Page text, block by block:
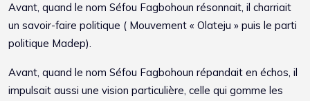
Avant, quand le nom Séfou Fagbohoun résonnait, il charriait
un savoir-faire politique ( Mouvement « Olateju » puis le parti
politique Madep).
Avant, quand le nom Séfou Fagbohoun répandait en échos, il
impulsait aussi une vision particulière, celle qui gomme les